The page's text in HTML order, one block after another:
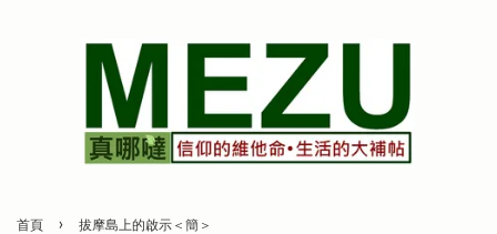
首頁 › 拔摩島上的啟示＜簡＞